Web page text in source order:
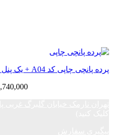
پرده پانچی چاپی کد A04 + یک پنل حریر پانچی رایگان
5,740,000